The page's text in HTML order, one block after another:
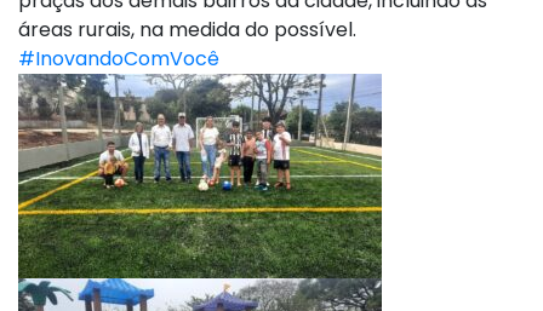
áreas rurais, na medida do possível.
#InovandoComVocê